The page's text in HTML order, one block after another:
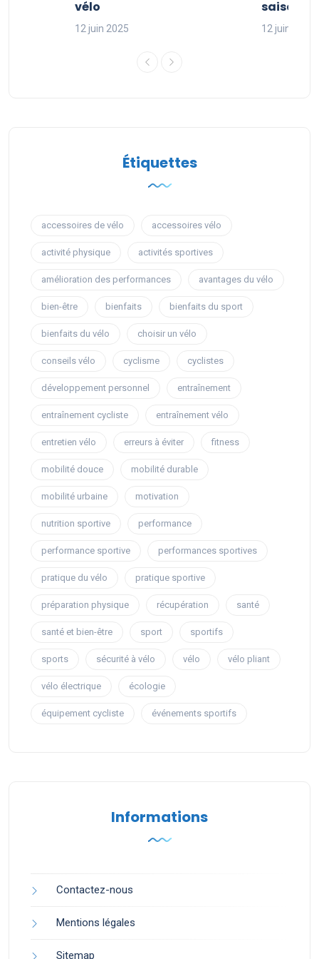
vélo
12 juin 2025
saison
12 juin 2025
Étiquettes
accessoires de vélo accessoires vélo
activité physique activités sportives
amélioration des performances avantages du vélo
bien-être bienfaits bienfaits du sport
bienfaits du vélo choisir un vélo
conseils vélo cyclisme cyclistes
développement personnel entraînement
entraînement cycliste entraînement vélo
entretien vélo erreurs à éviter fitness
mobilité douce mobilité durable
mobilité urbaine motivation
nutrition sportive performance
performance sportive performances sportives
pratique du vélo pratique sportive
préparation physique récupération santé
santé et bien-être sport sportifs
sports sécurité à vélo vélo vélo pliant
vélo électrique écologie
équipement cycliste événements sportifs
Informations
Contactez-nous
Mentions légales
Sitemap